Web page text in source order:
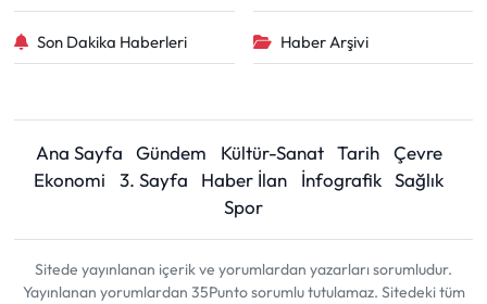
Son Dakika Haberleri Haber Arşivi
Ana Sayfa Gündem Kültür-Sanat Tarih
Çevre
Ekonomi
3. Sayfa Haber İlan İnfografik Sağlık
Spor
Sitede yayınlanan içerik ve yorumlardan yazarları sorumludur.
Yayınlanan yorumlardan 35Punto sorumlu tutulamaz. Sitedeki tüm